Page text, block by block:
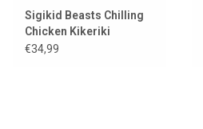
Sigikid Beasts Chilling
Chicken Kikeriki
€34,99